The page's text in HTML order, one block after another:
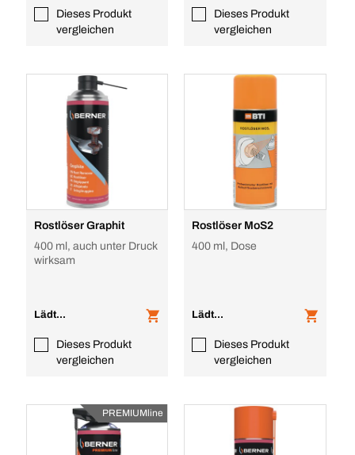
Dieses Produkt
vergleichen
Dieses Produkt
vergleichen
Rostlöser Graphit
400 ml, auch unter Druck
wirksam
Lädt...
Dieses Produkt
vergleichen
Rostlöser MoS2
400 ml, Dose
Lädt...
Dieses Produkt
vergleichen
PREMIUMline